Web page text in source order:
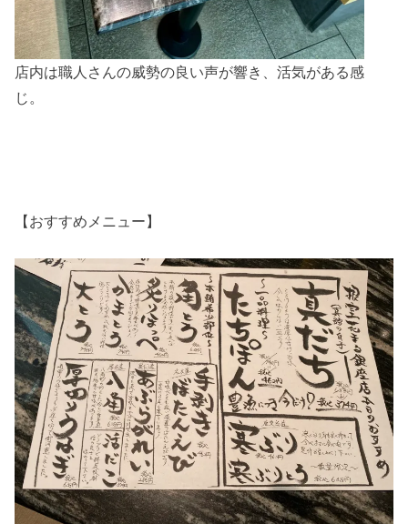
店内は職人さんの威勢の良い声が響き、活気がある感
じ。
【おすすめメニュー】